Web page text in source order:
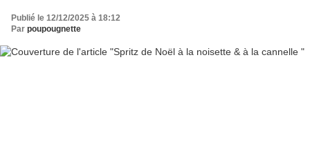
Publié le 12/12/2025 à 18:12
Par poupougnette